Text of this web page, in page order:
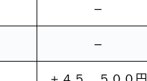
–
–